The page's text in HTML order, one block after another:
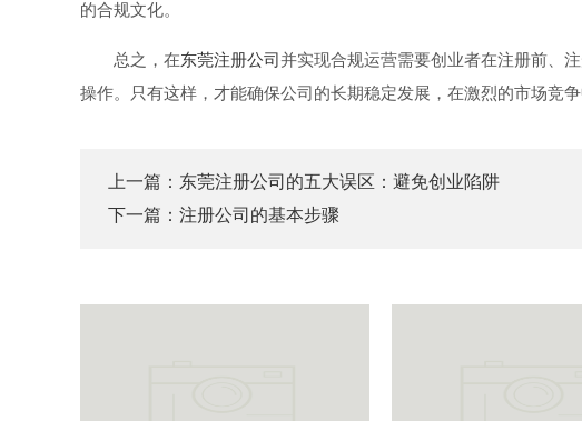
的合规文化。
总之，在东莞注册公司 并实现合规运营需要创业者在注册前、
操作。只有这样，才能确保公司的长期稳定发展，在激烈的市场竞争
上一篇： 东莞注册公司的五大误区：避免创业陷阱
下一篇： 注册公司的基本步骤